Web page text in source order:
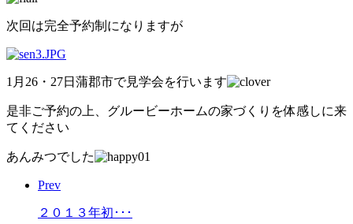
次回は完全予約制になりますが
1月26・27日蒲郡市で見学会を行います
是非ご予約の上、グルービーホームの家づくりを体感しに来
てください
あんみつでした
Prev
２０１３年初･･･